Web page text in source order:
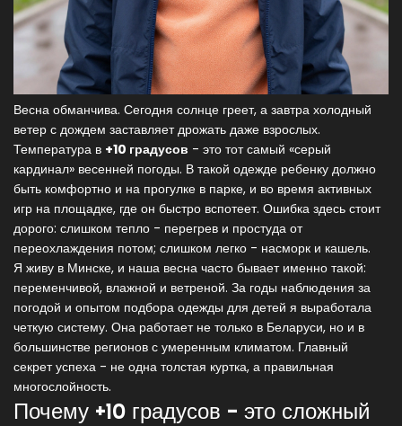
Весна обманчива. Сегодня солнце греет, а завтра холодный
ветер с дождем заставляет дрожать даже взрослых.
Температура в +10 градусов - это тот самый «серый
кардинал» весенней погоды. В такой одежде ребенку должно
быть комфортно и на прогулке в парке, и во время активных
игр на площадке, где он быстро вспотеет. Ошибка здесь стоит
дорого: слишком тепло - перегрев и простуда от
переохлаждения потом; слишком легко - насморк и кашель.
Я живу в Минске, и наша весна часто бывает именно такой:
переменчивой, влажной и ветреной. За годы наблюдения за
погодой и опытом подбора одежды для детей я выработала
четкую систему. Она работает не только в Беларуси, но и в
большинстве регионов с умеренным климатом. Главный
секрет успеха - не одна толстая куртка, а правильная
многослойность.
Почему +10 градусов - это сложный